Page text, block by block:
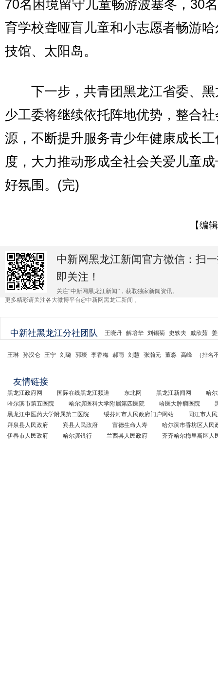
70名困境留守儿童畅游波塞冬，30
育学校聋哑盲儿童和小志愿者畅游
技馆、太阳岛。
下一步，共青团黑龙江省委、黑
少工委将继续依托阵地优势，整合
源，不断提升服务青少年健康成长
度，大力推动形成全社会关爱儿童
好氛围。(完)
【编
中新网黑龙江新闻官方微信：扫
即关注！
关注“中新网黑龙江新闻”，获取独家新闻资讯。
更多精彩请关注各大微博平台@中新网黑龙江新闻 。
中新社黑龙江分社团队 王晓丹 解培华 刘锡菊 史轶夫 戚欣茹
王琳 孙汉仑 王宁 刘璐 郭璨 李香梅 郝雨 刘慧 张瀚元 董淼 高峰 （排名
友情链接
黑龙江政府网 国际在线黑龙江频道 东北网 黑龙江新闻网
哈
哈尔滨市第五医院
哈尔滨医科大学附属第四医院 哈医大肿瘤医院
黑龙江中医药大学附属第二医院
绥芬河市人民政府门户网站
同江市人
拜泉县人民政府
宾县人民政府 富德生命人寿
哈尔滨市香坊区人民
伊春市人民政府
哈尔滨银行 兰西县人民政府 齐齐哈尔梅里斯区人